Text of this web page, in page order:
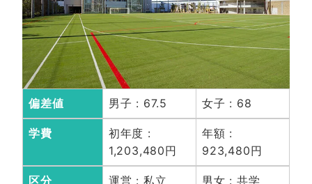
偏差値 男子 : 67.5 女子 : 68
学費
初年度 :
1,203,480円
年額 :
923,480円
区分 運営 : 私立 男女 : 共学